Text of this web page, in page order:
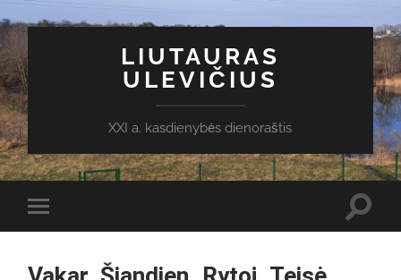
LIUTAURAS
ULEVIČIUS
XXI a. kasdienybės dienoraštis
Toggle
mobile